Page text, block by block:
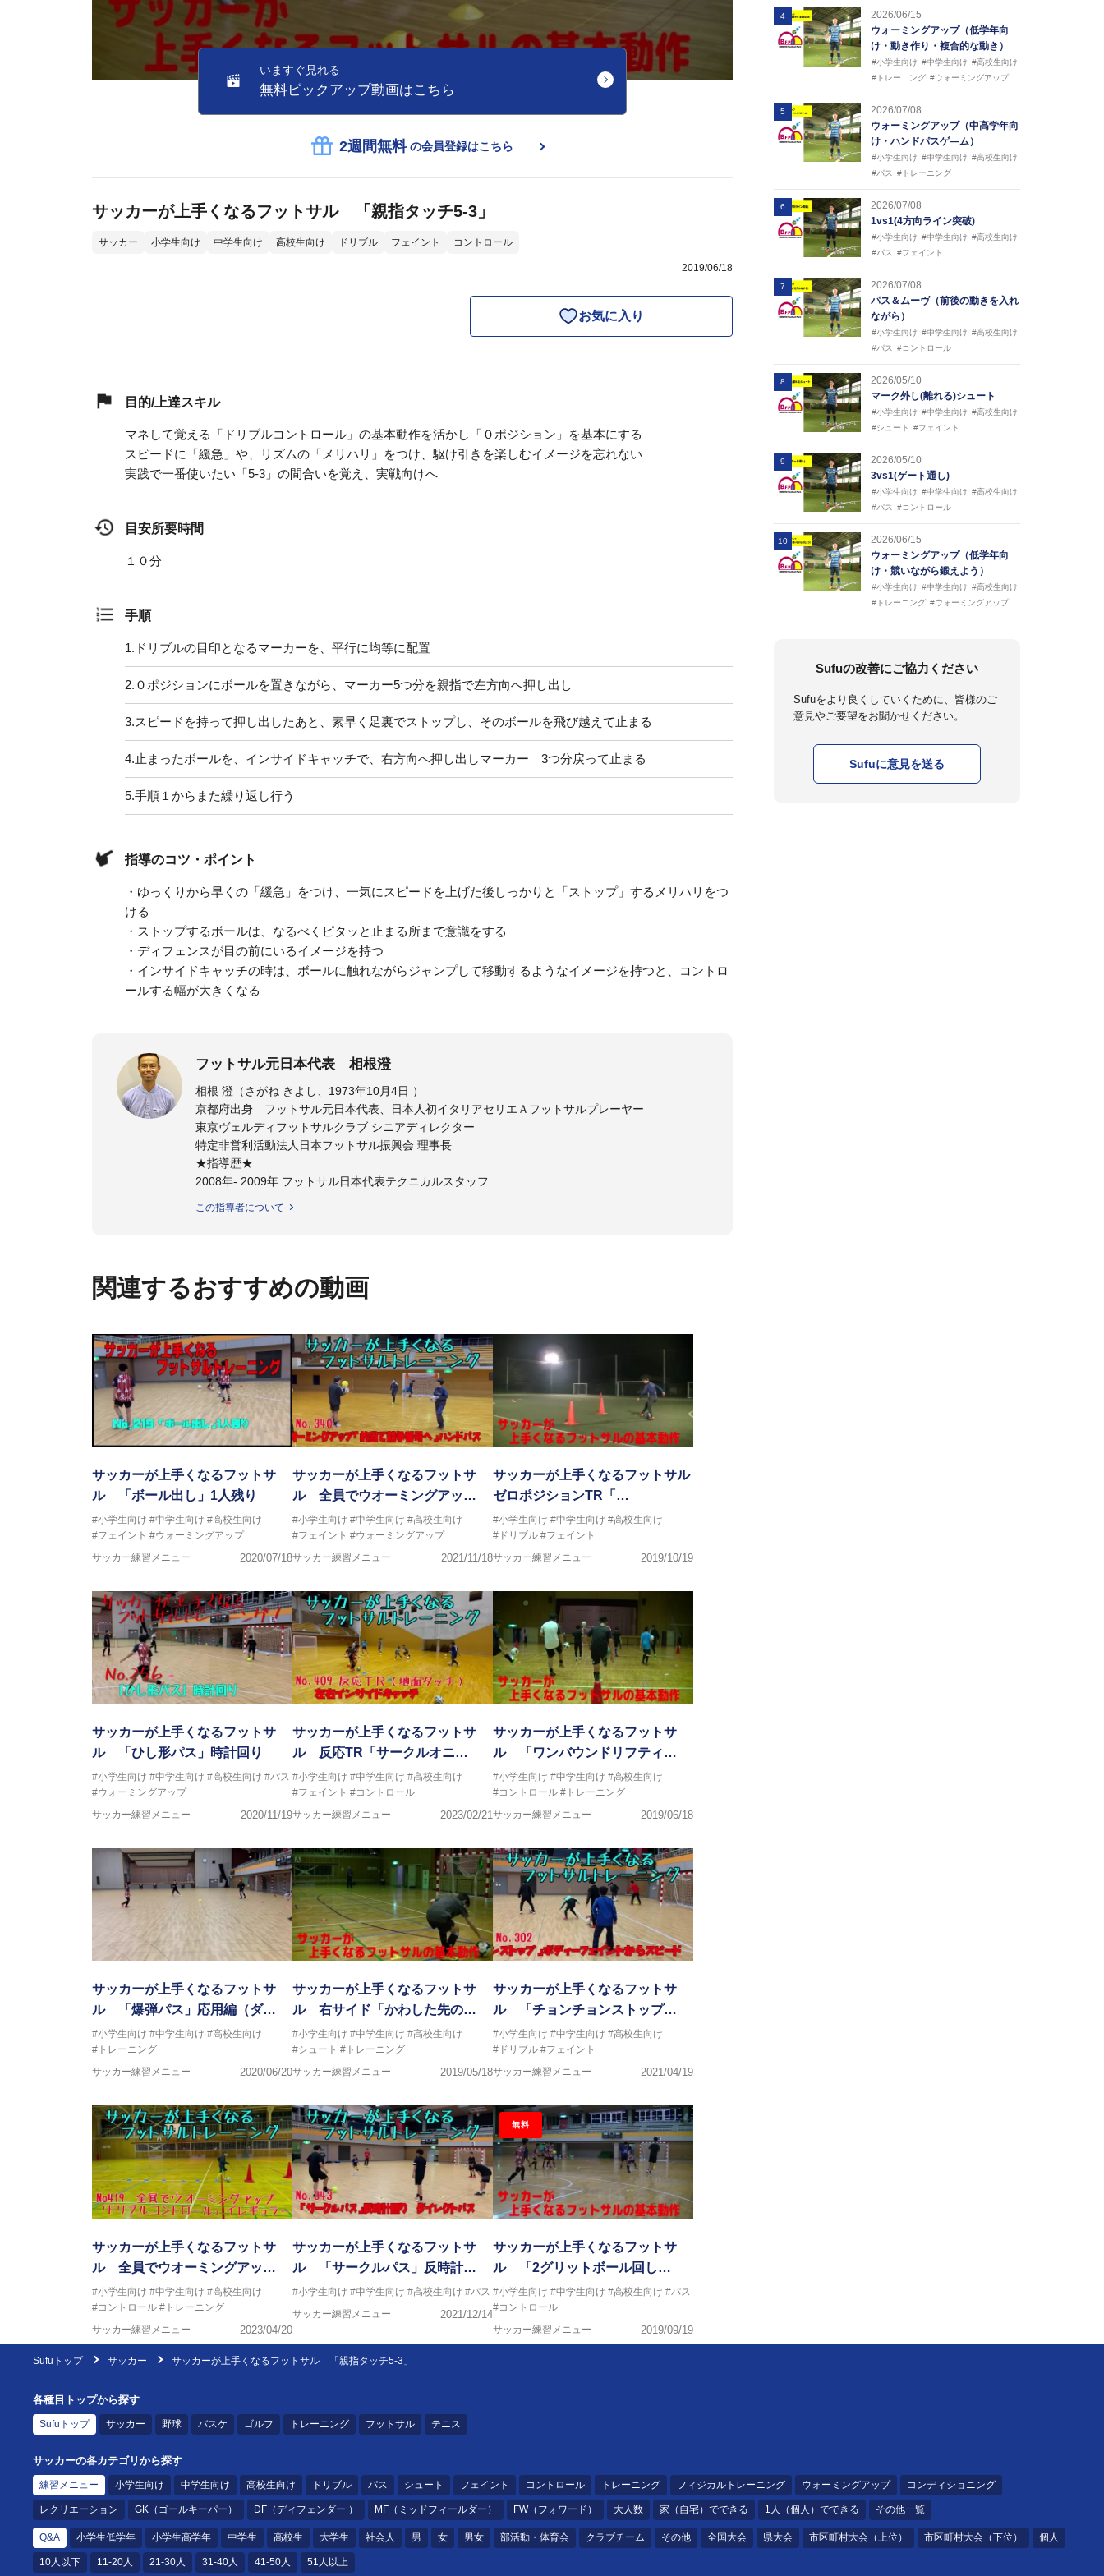
いますぐ見れる
無料ピックアップ動画はこちら
2週間無料 の会員登録はこちら
サッカーが上手くなるフットサル 「親指タッチ5-3」
サッカー 小学生向け 中学生向け 高校生向け ドリブル フェイント コントロール
2019/06/18
お気に入り
目的/上達スキル
マネして覚える「ドリブルコントロール」の基本動作を活かし「０ポジション」を基本にする
スピードに「緩急」や、リズムの「メリハリ」をつけ、駆け引きを楽しむイメージを忘れない
実践で一番使いたい「5-3」の間合いを覚え、実戦向けへ
目安所要時間
１０分
手順
1. ドリブルの目印となるマーカーを、平行に均等に配置
2. ０ポジションにボールを置きながら、マーカー5つ分を親指で左方向へ押し出し
3.スピードを持って押し出したあと、素早く足裏でストップし、そのボールを飛び越えて止まる
4. 止まったボールを、インサイドキャッチで、右方向へ押し出しマーカー 3つ分戻って止まる
5.手順１からまた繰り返し行う
指導のコツ・ポイント
・ゆっくりから早くの「緩急」をつけ、一気にスピードを上げた後しっかりと「ストップ」するメリハリをつ
ける
・ストップするボールは、なるべくピタッと止まる所まで意識をする
・ディフェンスが目の前にいるイメージを持つ
・インサイドキャッチの時は、ボールに触れながらジャンプして移動するようなイメージを持つと、コントロ
ールする幅が大きくなる
フットサル元日本代表 相根澄
相根 澄（さがね きよし、1973年10月4日 ）
京都府出身 フットサル元日本代表、日本人初イタリアセリエＡフットサルプレーヤー
東京ヴェルディフットサルクラブ シニアディレクター
特定非営利活動法人日本フットサル振興会 理事長
★指導歴★
2008年- 2009年 フットサル日本代表テクニカルスタッフ
2020年 -東京ヴェルディフットサルチームＳＤ（総監督）
ットサル選手となる
そのフットサルで、日本代表、イタリアセリエＡでプレーをするまでになった経験を、より多くの
子供たちに伝えさせて頂く為に今回参加させていただきました
この指導者について
関連するおすすめの動画
サッカーが上手くなるフットサ
ル 「ボール出し」1人残り
#小学生向け #中学生向け #高校生向け
#フェイント #ウォーミングアップ
サッカー練習メニュー
2020/07/18
サッカーが上手くなるフットサ
ル 全員でウオーミングアッ…
#小学生向け #中学生向け #高校生向け
#フェイント #ウォーミングアップ
サッカー練習メニュー
2021/11/18
サッカーが上手くなるフットサル
ゼロポジションTR「…
#小学生向け #中学生向け #高校生向け
#ドリブル #フェイント
サッカー練習メニュー
2019/10/19
サッカーが上手くなるフットサ
ル 「ひし形パス」時計回り
#小学生向け #中学生向け #高校生向け #パス
#ウォーミングアップ
サッカー練習メニュー
2020/11/19
サッカーが上手くなるフットサ
ル 反応TR「サークルオニ…
#小学生向け #中学生向け #高校生向け
#フェイント #コントロール
サッカー練習メニュー
2023/02/21
サッカーが上手くなるフットサ
ル 「ワンバウンドリフティ…
#小学生向け #中学生向け #高校生向け
#コントロール #トレーニング
サッカー練習メニュー
2019/06/18
サッカーが上手くなるフットサ
ル 「爆弾パス」応用編（ダ…
#小学生向け #中学生向け #高校生向け
#トレーニング
サッカー練習メニュー
2020/06/20
サッカーが上手くなるフットサ
ル 右サイド「かわした先の…
#小学生向け #中学生向け #高校生向け
#シュート #トレーニング
サッカー練習メニュー
2019/05/18
サッカーが上手くなるフットサ
ル 「チョンチョンストップ…
#小学生向け #中学生向け #高校生向け
#ドリブル #フェイント
サッカー練習メニュー
2021/04/19
サッカーが上手くなるフットサ
ル 全員でウオーミングアッ…
#小学生向け #中学生向け #高校生向け
#コントロール #トレーニング
サッカー練習メニュー
2023/04/20
サッカーが上手くなるフットサ
ル 「サークルパス」反時計…
#小学生向け #中学生向け #高校生向け #パス
サッカー練習メニュー
2021/12/14
無料
サッカーが上手くなるフットサ
ル 「2グリットボール回し…
#小学生向け #中学生向け #高校生向け #パス
#コントロール
サッカー練習メニュー
2019/09/19
4
2026/06/15
ウォーミングアップ（低学年向
け・動き作り・複合的な動き）
#小学生向け #中学生向け #高校生向け
#トレーニング #ウォーミングアップ
5
2026/07/08
ウォーミングアップ（中高学年向
け・ハンドパスゲ―ム）
#小学生向け #中学生向け #高校生向け
#パス
#トレーニング
6
2026/07/08
1vs1(4方向ライン突破)
#小学生向け #中学生向け #高校生向け
#パス
#フェイント
7
2026/07/08
パス＆ムーヴ（前後の動きを入れ
ながら）
#小学生向け #中学生向け #高校生向け
#パス
#コントロール
8
2026/05/10
マーク外し(離れる)シュート
#小学生向け #中学生向け #高校生向け
#シュート
#フェイント
9
2026/05/10
3vs1(ゲート通し)
#小学生向け #中学生向け #高校生向け
#パス
#コントロール
10
2026/06/15
ウォーミングアップ（低学年向
け・競いながら鍛えよう）
#小学生向け #中学生向け #高校生向け
#トレーニング #ウォーミングアップ
Sufuの改善にご協力ください
Sufuをより良くしていくために、皆様のご
意見やご要望をお聞かせください。
Sufuに意見を送る
Sufuトップ サッカー サッカーが上手くなるフットサル 「親指タッチ5-3」
各種目トップから探す
Sufuトップ サッカー 野球 バスケ ゴルフ トレーニング フットサル テニス
サッカーの各カテゴリから探す
練習メニュー 小学生向け 中学生向け 高校生向け ドリブル パス シュート フェイント コントロール トレーニング フィジカルトレーニング ウォーミングアップ コンディショニング
レクリエーション GK（ゴールキーパー） DF（ディフェンダー ） MF（ミッドフィールダー） FW（フォワード） 大人数 家（自宅）でできる 1人（個人）でできる その他一覧
Q&A 小学生低学年 小学生高学年 中学生 高校生 大学生 社会人 男 女 男女 部活動・体育会 クラブチーム その他 全国大会 県大会 市区町村大会（上位） 市区町村大会（下位） 個人
10人以下 11-20人 21-30人 31-40人 41-50人 51人以上